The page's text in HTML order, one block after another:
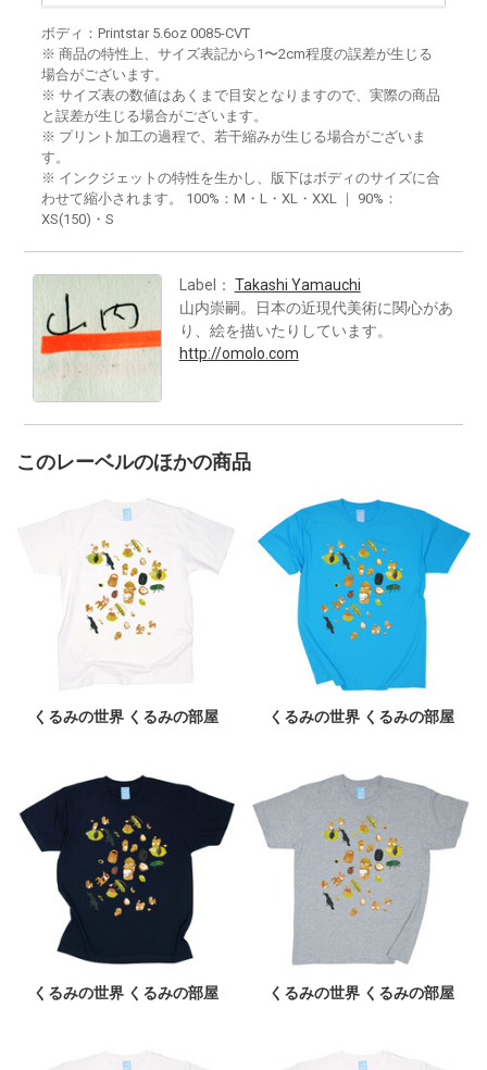
ボディ：Printstar 5.6oz 0085-CVT
※ 商品の特性上、サイズ表記から1〜2cm程度の誤差が生じる
場合がございます。
※ サイズ表の数値はあくまで目安となりますので、実際の商品
と誤差が生じる場合がございます。
※ プリント加工の過程で、若干縮みが生じる場合がございま
す。
※ インクジェットの特性を生かし、版下はボディのサイズに合
わせて縮小されます。 100%：M・L・XL・XXL ｜ 90%：
XS(150)・S
Label： Takashi Yamauchi
山内崇嗣。日本の近現代美術に関心があ
り、絵を描いたりしています。
http://omolo.com
このレーベルのほかの商品
くるみの世界 くるみの部屋 くるみの世界 くるみの部屋
くるみの世界 くるみの部屋 くるみの世界 くるみの部屋